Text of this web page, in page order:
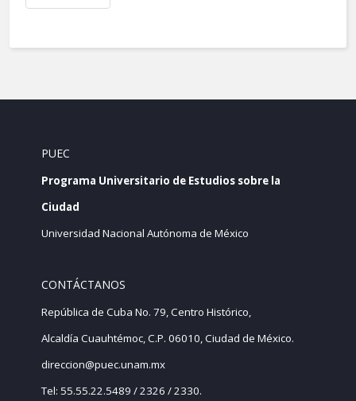
PUEC
Programa Universitario de Estudios sobre la
Ciudad
Universidad Nacional Autónoma de México
CONTÁCTANOS
República de Cuba No. 79, Centro Histórico,
Alcaldía Cuauhtémoc, C.P. 06010, Ciudad de México.
direccion@puec.unam.mx
Tel: 55.55.22.5489 / 2326 / 2330.